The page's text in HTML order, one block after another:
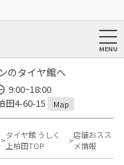
のタイヤ館へ
9:00~18:00
田4-60-15
Map
タイヤ館 うしく
上柏田TOP
店舗おスス
メ情報